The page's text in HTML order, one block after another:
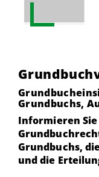
Grundbuchs,
Informieren Sie
Grundbuchs,
und die